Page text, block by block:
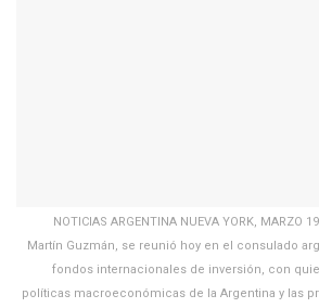
NOTICIAS ARGENTINA NUEVA YORK,
Martín Guzmán, se reunió hoy en el consulado
fondos internacionales de inversión, con
políticas macroeconómicas de la Argentina y las